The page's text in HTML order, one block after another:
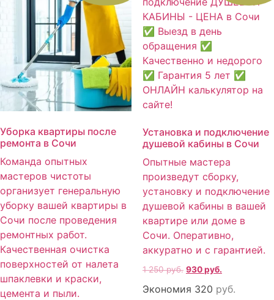
Уборка квартиры после
ремонта в Сочи
Команда опытных
мастеров чистоты
организует генеральную
уборку вашей квартиры в
Сочи после проведения
ремонтных работ.
Качественная очистка
поверхностей от налета
шпаклевки и краски,
цемента и пыли.
Установка и подключение
душевой кабины в Сочи
Опытные мастера
произведут сборку,
установку и подключение
душевой кабины в вашей
квартире или доме в
Сочи. Оперативно,
аккуратно и с гарантией.
1 250руб. 930руб.
Экономия 320 руб.